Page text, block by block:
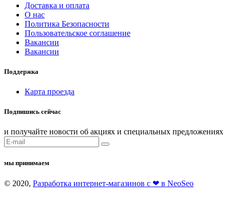
Доставка и оплата
О нас
Политика Безопасности
Пользовательское соглашение
Вакансии
Вакансии
Поддержка
Карта проезда
Подпишись сейчас
и получайте новости об акциях и специальных предложениях
мы принимаем
© 2020, Разработка интернет-магазинов с ❤ в NeoSeo